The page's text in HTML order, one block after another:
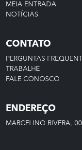
MEIA ENTRADA
NOTÍCIAS
CONTATO
PERGUNTAS
TRABALHE
FALE CONOSCO
ENDEREÇO
MARCELINO RIVERA,